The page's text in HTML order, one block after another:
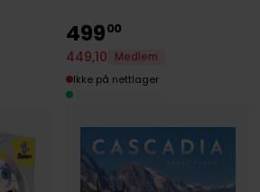
49900
449,10
Medlem
Ikke på nettlager